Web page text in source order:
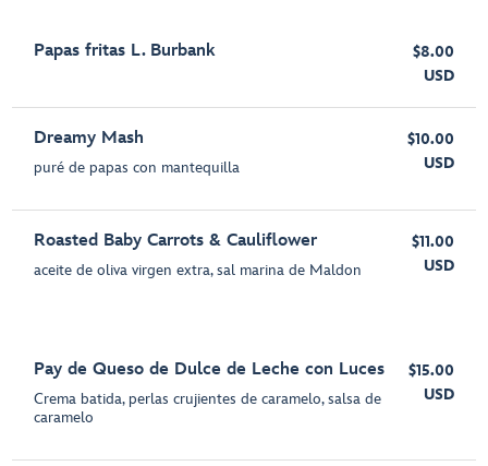
Papas fritas L. Burbank
$8.00
USD
Dreamy Mash
puré de papas con mantequilla
$10.00
USD
Roasted Baby Carrots & Cauliflower
aceite de oliva virgen extra, sal marina de Maldon
$11.00
USD
Pay de Queso de Dulce de Leche con Luces
Crema batida, perlas crujientes de caramelo, salsa de
caramelo
$15.00
USD